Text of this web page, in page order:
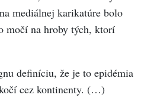
mediálnej karikatúre bolo
močí na hroby tých, ktorí
definíciu, že je to epidémia
cez kontinenty. (…)